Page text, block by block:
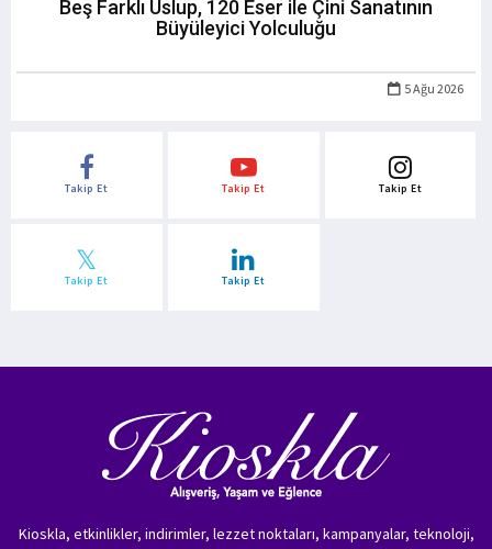
Beş Farklı Üslup, 120 Eser ile Çini Sanatının
Büyüleyici Yolculuğu
5 Ağu 2026
Takip Et Takip Et Takip Et
Takip Et Takip Et
Kioskla, etkinlikler, indirimler, lezzet noktaları, kampanyalar, teknoloji,